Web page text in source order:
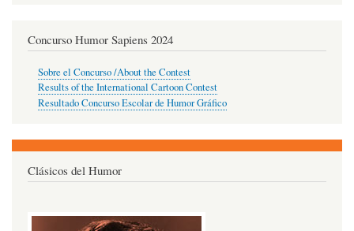
Concurso Humor Sapiens 2024
Sobre el Concurso /About the Contest
Results of the International Cartoon Contest
Resultado Concurso Escolar de Humor Gráfico
Clásicos del Humor